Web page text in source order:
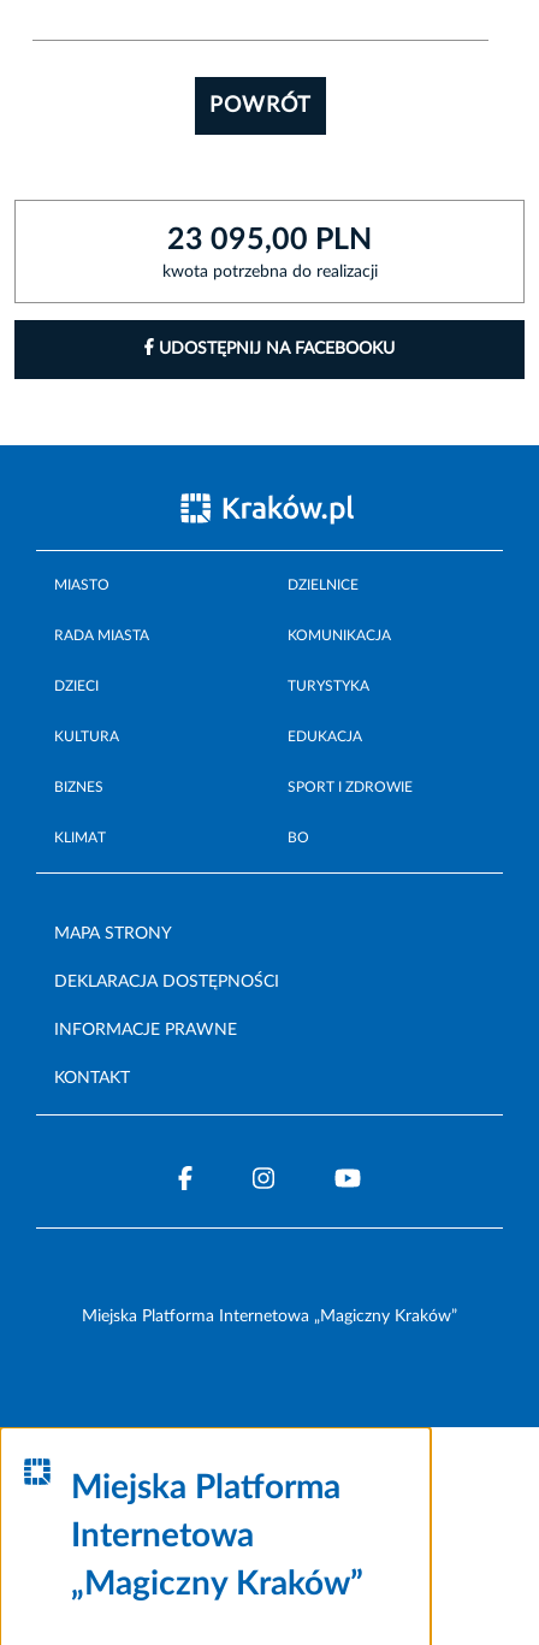
POWRÓT
23 095,00 PLN
kwota potrzebna do realizacji
UDOSTĘPNIJ NA FACEBOOKU
MIASTO DZIELNICE
RADA MIASTA KOMUNIKACJA
DZIECI TURYSTYKA
KULTURA EDUKACJA
BIZNES SPORT I ZDROWIE
KLIMAT BO
MAPA STRONY
DEKLARACJA DOSTĘPNOŚCI
INFORMACJE PRAWNE
KONTAKT
Miejska Platforma Internetowa „Magiczny Kraków”
Miejska Platforma
Internetowa
„Magiczny Kraków”